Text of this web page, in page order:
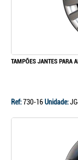
TAMPÕES JANTES
Ref:730-16Unidade: